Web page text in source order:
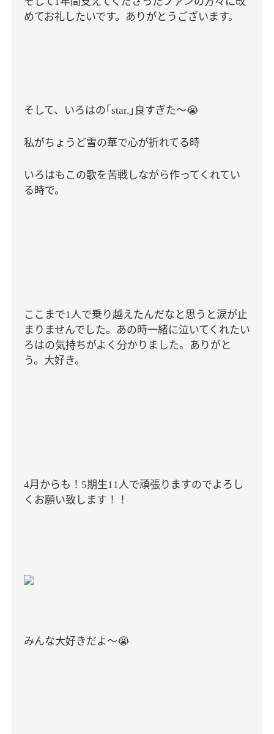
めてお礼したいです。ありがとうございます。
そして、いろはの｢star. ｣良すぎた〜😭
私がちょうど雪の華で心が折れてる時
いろはもこの歌を苦戦しながら作ってくれてい
る時で。
ここまで1人で乗り越えたんだなと思うと涙が止
まりませんでした。あの時一緒に泣いてくれたい
ろはの気持ちがよく分かりました。ありがと
う。大好き。
4月からも！ 5期生11人で頑張りますのでよろし
くお願い致します！！
みんな大好きだよ〜😭